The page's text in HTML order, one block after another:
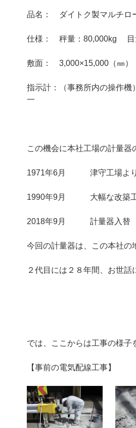
品名： ダイトク製マルチロ
仕様： 秤量：80,000kg
敷面： 3,000×15,000（㎜）
指示計：（事務所内の操作機
一
この機会に本社工場の計量器
1971年6月 津守工場より
1990年9月 大幅な改築工
2018年9月 計量器入替
今回の計量器は、この本社の
２代目には２８年間、お世話
では、ここからは工事の様子
【事前の電気配線工事】